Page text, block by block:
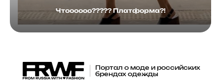
Чтоооооо????? Платформа?!
Портал о моде и российских
брендах одежды